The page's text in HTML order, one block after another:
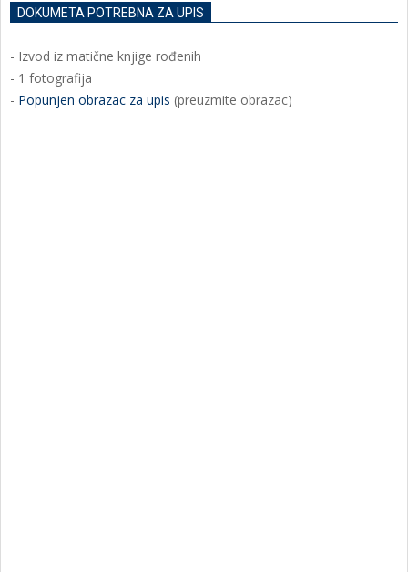
DOKUMETA POTREBNA ZA UPIS
- Izvod iz matične knjige rođenih
- 1 fotografija
- Popunjen obrazac za upis (preuzmite obrazac)